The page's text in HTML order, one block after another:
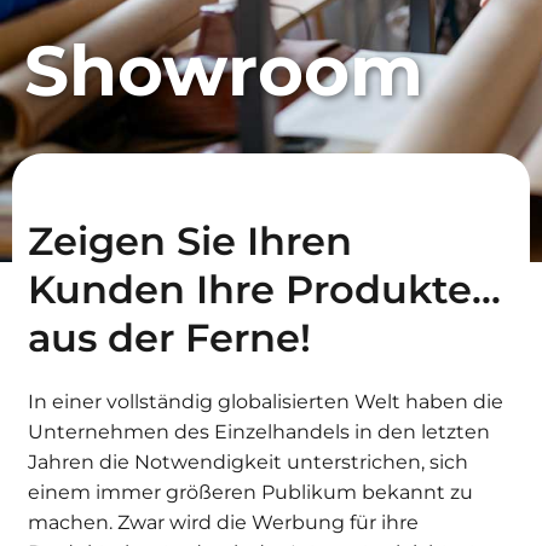
Showroom
Zeigen Sie Ihren
Kunden Ihre Produkte...
aus der Ferne!
In einer vollständig globalisierten Welt haben die
Unternehmen des Einzelhandels in den letzten
Jahren die Notwendigkeit unterstrichen, sich
einem immer größeren Publikum bekannt zu
machen. Zwar wird die Werbung für ihre
optional. Sie
werden
benötigt,
Website
funktioniert.